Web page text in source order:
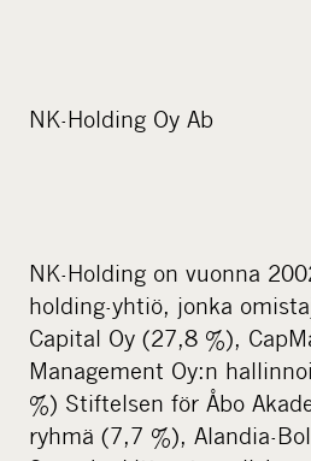
NK-Holding Oy Ab
NK-Holding on vuonna
holding-yhtiö, jonka
Capital Oy (27,8 %),
Management Oy:n
%) Stiftelsen för Åbo
ryhmä (7,7 %), Alandia-